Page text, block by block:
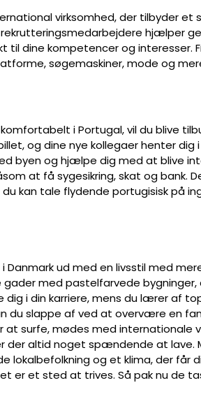
virksomhed, der tilbyder
hjælper
til dine kompetencer og interesser.
søgemaskiner, mode og
i Portugal, vil du blive
og dine nye kollegaer henter dig
byen og hjælpe dig med at blive
at få sygesikring, skat og bank.
kan tale flydende portugisisk på
ud med en livsstil med
med pastelfarvede
i din karriere, mens du lærer af
du slappe af ved at overvære en
surfe, mødes med internationale
der altid noget spændende at lave.
lokalbefolkning og et klima, der får
er et sted at trives. Så pak nu de